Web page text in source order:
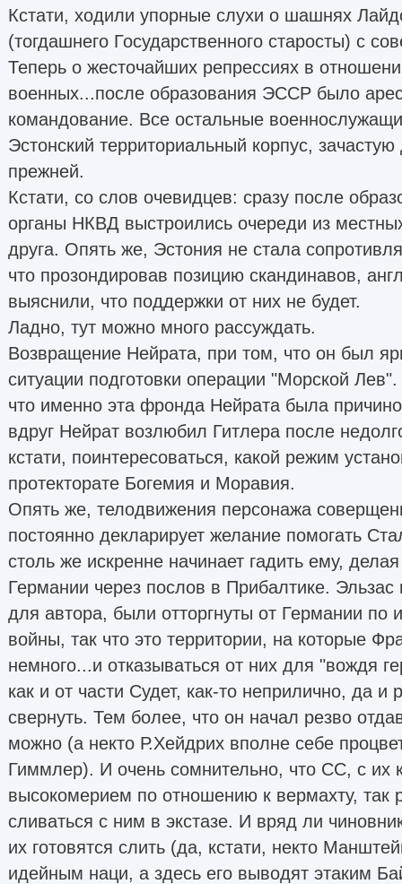
Кстати, ходили упорные слухи о шашнях
(тогдашнего Государственного старосты) с
Теперь о жесточайших репрессиях в
военных...после образования ЭССР было
командование. Все остальные
Эстонский территориальный корпус,
прежней.
Кстати, со слов очевидцев: сразу после
органы НКВД выстроились очереди из
друга. Опять же, Эстония не стала
что прозондировав позицию скандинавов,
выяснили, что поддержки от них не будет.
Ладно, тут можно много рассуждать.
Возвращение Нейрата, при том, что он был
ситуации подготовки операции "Морской
что именно эта фронда Нейрата была
вдруг Нейрат возлюбил Гитлера после
кстати, поинтересоваться, какой режим
протекторате Богемия и Моравия.
Опять же, телодвижения персонажа
постоянно декларирует желание помогать
столь же искренне начинает гадить ему,
Германии через послов в Прибалтике. Эльзас
для автора, были отторгнуты от Германии по
войны, так что это территории, на которые
немного...и отказываться от них для "вождя
как и от части Судет, как-то неприлично, да
свернуть. Тем более, что он начал резво
можно (а некто Р.Хейдрих вполне себе
Гиммлер). И очень сомнительно, что СС, с их
высокомерием по отношению к вермахту, так
сливаться с ним в экстазе. И вряд ли
их готовятся слить (да, кстати, некто
идейным наци, а здесь его выводят этаким